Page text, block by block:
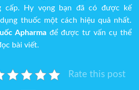
cấp. Hy vọng bạn đã có được kế
thuốc một cách hiệu quả nhất.
Apharmađể được tư vấn cụ thể
bài viết.
Rate this post